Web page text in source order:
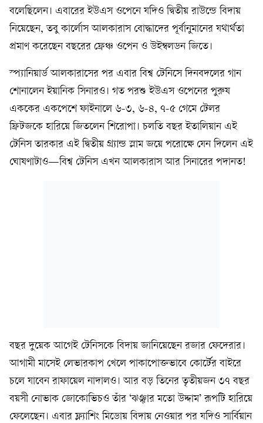
বলেছিলেন। এবারের ইউএস ওপেনে যদিও দ্বিতীয় রাউন্ডে বিদায়
নিয়েছেন, তবু কার্লোস আলকারাস বোদ্ধাদের পূর্বানুমানের যথার্থতা
প্রমাণ করেছেন বছরের ফ্রেঞ্চ ওপেন ও উইম্বলডন জিতে।
স্প্যানিয়ার্ড আলকারাসের পর এবার বিশ্ব টেনিসে দিনবদলের গান
শোনালেন ইয়ানিক সিনারও। গত পরশু ইউএস ওপেনের পুরুষ
এককের একপেশে ফাইনালে ৬-৩, ৬-৪, ৭-৫ গেমে টেলর
ফ্রিটজকে হারিয়ে জিতলেন শিরোপা। চলতি বছর ইতালিয়ান এই
টেনিস তারকার এই দ্বিতীয় গ্র্যান্ড স্লাম জয়ে পরোক্ষে যেন দিলেন এই
ঘোষণাটাও—বিশ্ব টেনিস এখন আলকারাস আর সিনারের পদানত!
বছর দুয়েক আগেই টেনিসকে বিদায় জানিয়েছেন রজার ফেদেরার।
আগামী মাসেই লেভারকাপ খেলে পাকাপোক্তভাবে কোর্টের বাইরে
চলে যাবেন রাফায়েল নাদালও। আর বড় তিনের তৃতীয়জন ৩৭ বছর
বয়সী নোভাক জোকোভিচও তাঁর ‘ঝঞ্ঝার মতো উদ্দাম’ রূপটি হারিয়ে
ফেলেছেন। এবার ফ্ল্যাশিং মিডোয় বিদায় নেওয়ার পর যদিও সার্বিয়ান